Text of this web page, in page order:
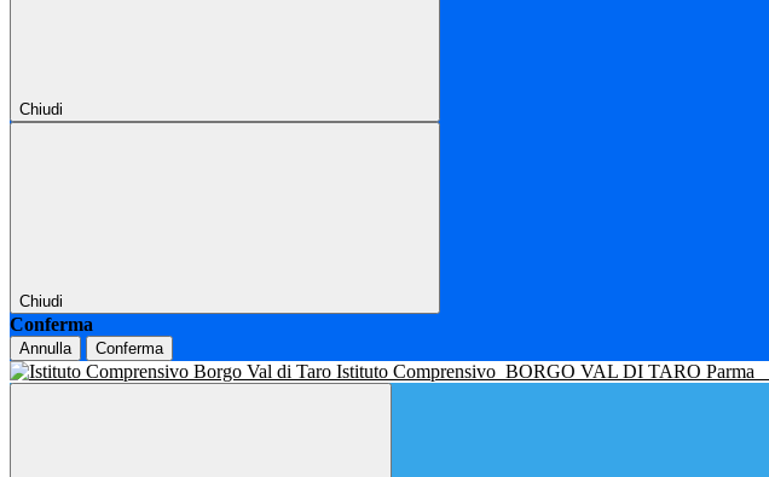
Chiudi
Chiudi
Conferma
Annulla Conferma
Istituto Comprensivo BORGO VAL DI TARO Parma